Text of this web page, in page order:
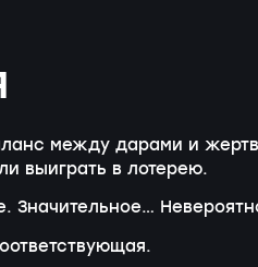
между дарами и
выиграть в лотерею.
Значительное…